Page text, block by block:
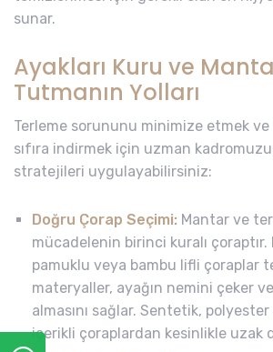
sunar.
Ayakları Kuru ve
Tutmanın Yolları
Terleme sorununu minimize etmek
sıfıra indirmek için uzman
stratejileri uygulayabilirsiniz:
Doğru Çorap Seçimi: Mantar ve
mücadelenin birinci kuralı çoraptır.
pamuklu veya bambu lifli çoraplar
materyaller, ayağın nemini çeker
almasını sağlar. Sentetik,
içerikli çoraplardan kesinlikle uzak